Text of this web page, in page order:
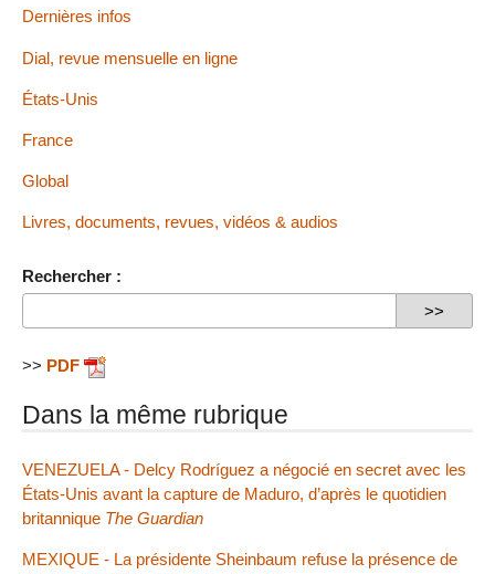
Dernières infos
Dial, revue mensuelle en ligne
États-Unis
France
Global
Livres, documents, revues, vidéos & audios
Rechercher :
>> PDF
Dans la même rubrique
VENEZUELA - Delcy Rodríguez a négocié en secret avec les
États-Unis avant la capture de Maduro, d’après le quotidien
britannique The Guardian
MEXIQUE - La présidente Sheinbaum refuse la présence de